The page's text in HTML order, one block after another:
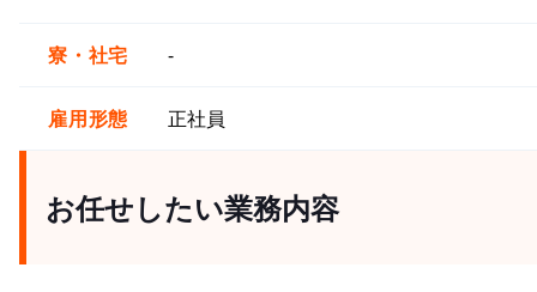
寮・社宅 -
雇用形態 正社員
お任せしたい業務内容